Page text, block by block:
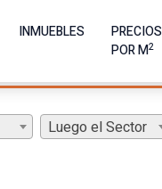
INMUEBLES
PRECIOS
POR M2
Luego el Sector